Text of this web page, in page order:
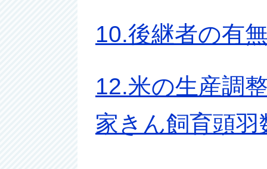
10.後継者の有
12.米の生産調
家きん飼育頭羽